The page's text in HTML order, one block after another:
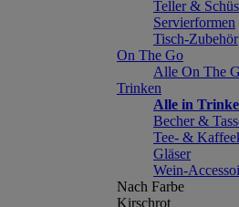
Teller &
Servierformen
Tisch-Zubehör
On The Go
Alle On The
Trinken
Alle in
Becher &
Tee- &
Gläser
Wein-
Nach Farbe
Kirschrot